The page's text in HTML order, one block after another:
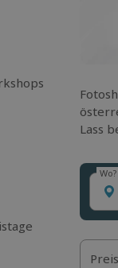
Lass
Wo?
Wo?
Preis